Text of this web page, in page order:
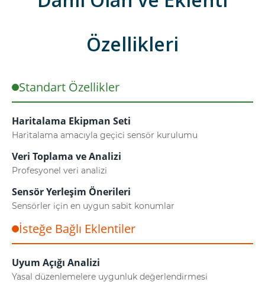
Özellikleri
Standart Özellikler
Haritalama Ekipman Seti
Haritalama amacıyla geçici sensör kurulumu
Veri Toplama ve Analizi
Profesyonel veri analizi
Sensör Yerleşim Önerileri
Sensörler için en uygun sabit konumlar
İsteğe Bağlı Eklentiler
Uyum Açığı Analizi
Yasal düzenlemelere uygunluk değerlendirmesi